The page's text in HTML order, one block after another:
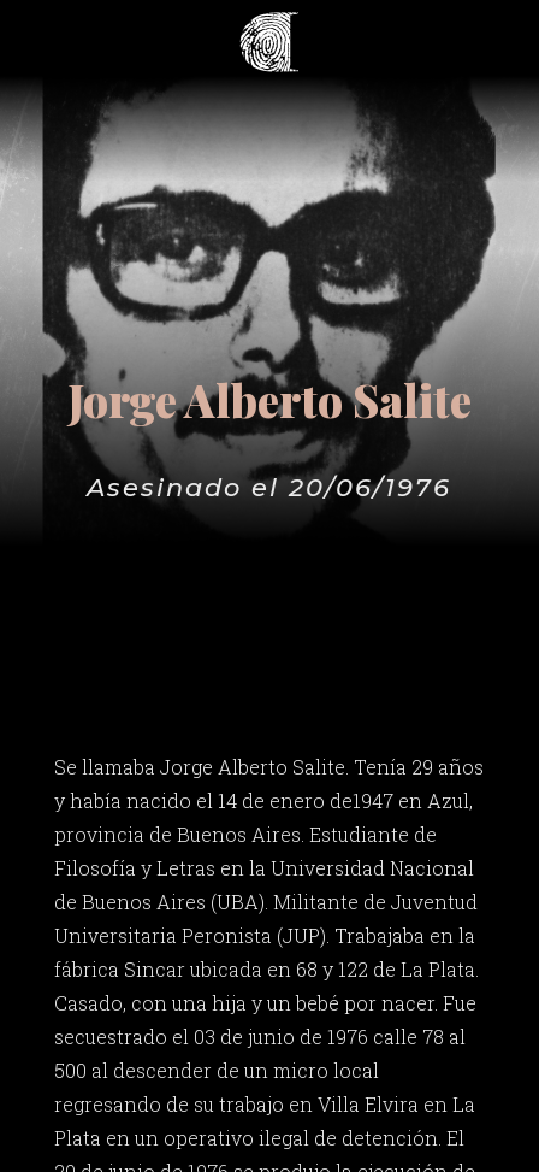
Jorge Alberto Salite
Asesinado el 20/06/1976
Se llamaba Jorge Alberto Salite. Tenía 29 años
y había nacido el 14 de enero de1947 en Azul,
provincia de Buenos Aires. Estudiante de
Filosofía y Letras en la Universidad Nacional
de Buenos Aires (UBA). Militante de Juventud
Universitaria Peronista (JUP). Trabajaba en la
fábrica Sincar ubicada en 68 y 122 de La Plata.
Casado, con una hija y un bebé por nacer. Fue
secuestrado el 03 de junio de 1976 calle 78 al
500 al descender de un micro local
regresando de su trabajo en Villa Elvira en La
Plata en un operativo ilegal de detención. El